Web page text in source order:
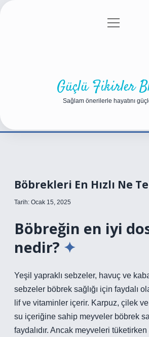
Gizlilik Politikası
menüyü
Güçlü Fikirler
Sağlam önerilerle hayatını
Böbrekleri En Hızlı Ne
Tarih: Ocak 15, 2025
Böbreğin en iyi
nedir?
Yeşil yapraklı sebzeler, havuç ve
sebzeler böbrek sağlığı için faydalı
lif ve vitaminler içerir. Karpuz, çilek
su içeriğine sahip meyveler böbrek
faydalıdır. Ancak meyveleri